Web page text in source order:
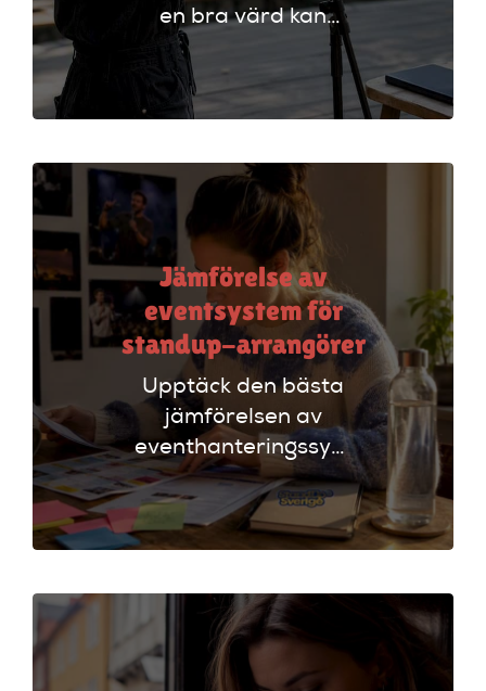
en bra värd kan
lyfta ditt event. Följ
vår checklista för
att säkerställa en
arrangemang!
Jämförelse av
eventsystem för
standup-arrangörer
Upptäck den bästa
jämförelsen av
eventhanteringssystem
för standup-
arrangörer. Få
insikter om
evenemangskalender
och biljettlänkar!